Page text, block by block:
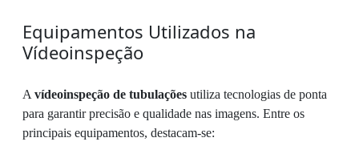
Equipamentos Utilizados na
Vídeoinspeção
A vídeoinspeção de tubulações utiliza tecnologias de ponta
para garantir precisão e qualidade nas imagens. Entre os
principais equipamentos, destacam-se: